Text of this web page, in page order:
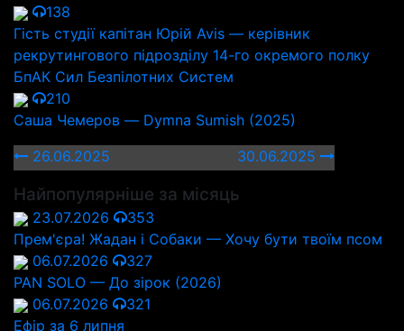
138
Гість студії капітан Юрій Avis — керівник
рекрутингового підрозділу 14-го окремого полку
БпАК Сил Безпілотних Систем
210
Саша Чемеров — Dymna Sumish (2025)
26.06.2025
30.06.2025
Найпопулярніше за місяць
23.07.2026
353
Прем'єра! Жадан і Собаки — Хочу бути твоїм псом
06.07.2026
327
PAN SOLO — До зірок (2026)
06.07.2026
321
Ефір за 6 липня